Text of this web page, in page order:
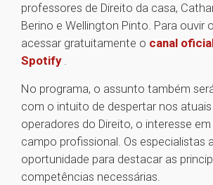
professores de Direito da casa,
Berino e Wellington Pinto. Para ouvir
acessar gratuitamente o canal
Spotify .
No programa, o assunto também
com o intuito de despertar nos
operadores do Direito, o interesse
campo profissional. Os especialistas
oportunidade para destacar as
competências necessárias.